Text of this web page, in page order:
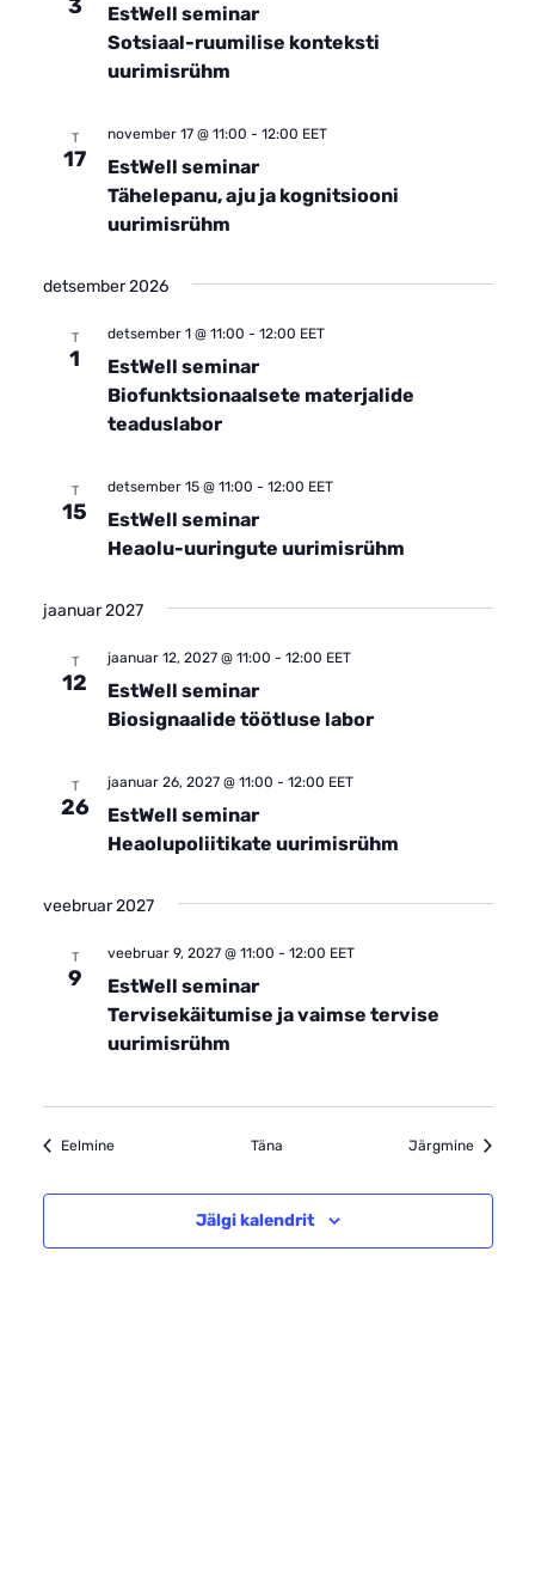
3
EstWell seminar
Sotsiaal-ruumilise konteksti
uurimisrühm
T
17
EstWell seminar
Tähelepanu, aju ja kognitsiooni
uurimisrühm
november 17 @ 11:00 - 12:00 EET
detsember 2026
T
1
EstWell seminar
Biofunktsionaalsete materjalide
teaduslabor
detsember 1 @ 11:00 - 12:00 EET
T
15
EstWell seminar
Heaolu-uuringute uurimisrühm
detsember 15 @ 11:00 - 12:00 EET
jaanuar 2027
T
12
EstWell seminar
Biosignaalide töötluse labor
jaanuar 12, 2027 @ 11:00 - 12:00 EET
T
26
EstWell seminar
Heaolupoliitikate uurimisrühm
jaanuar 26, 2027 @ 11:00 - 12:00 EET
veebruar 2027
T
9
EstWell seminar
Tervisekäitumise ja vaimse tervise
uurimisrühm
veebruar 9, 2027 @ 11:00 - 12:00 EET
Eelminesündmused Täna Järgmine
Jälgi kalendrit